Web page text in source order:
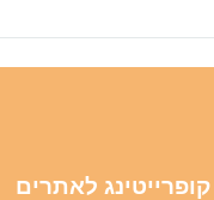
קופרייטינג לאתרים